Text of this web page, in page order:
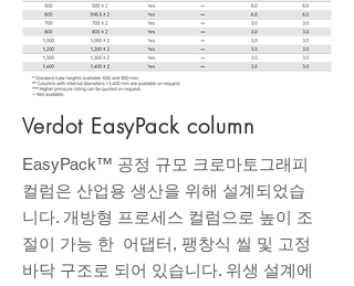
Verdot EasyPack column
EasyPack™ 공정 규모 크로마토그래피
컬럼은 산업용 생산을 위해 설계되었습
니다. 개방형 프로세스 컬럼으로 높이 조
절이 가능 한 어댑터, 팽창식 씰 및 고정
바닥 구조로 되어 있습니다. 위생 설계에